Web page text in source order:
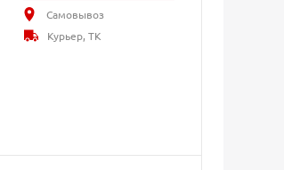
Самовывоз
Курьер, ТК